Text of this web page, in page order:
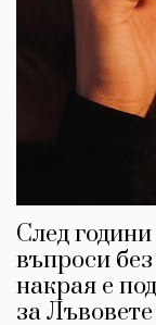
След
въпроси
накрая е
за Лъвовете